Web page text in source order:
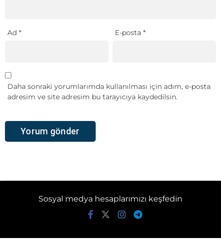
Ad * E-posta*
Daha sonraki yorumlarımda kullanılması için adım, e-posta
adresim ve site adresim bu tarayıcıya kaydedilsin.
Sosyal medya hesaplarımızı keşfedin